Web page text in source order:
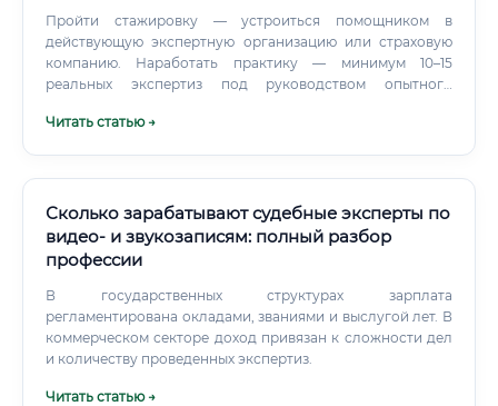
Пройти стажировку — устроиться помощником в
действующую экспертную организацию или страховую
компанию. Наработать практику — минимум 10–15
реальных экспертиз под руководством опытного
Читать статью →
Сколько зарабатывают судебные эксперты по
видео- и звукозаписям: полный разбор
профессии
В государственных структурах зарплата
регламентирована окладами, званиями и выслугой лет. В
коммерческом секторе доход привязан к сложности дел
и количеству проведенных экспертиз.
Читать статью →